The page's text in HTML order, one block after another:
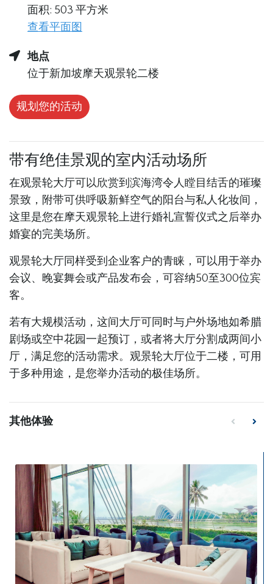
面积: 503 平方米
查看平面图
地点
位于新加坡摩天观景轮二楼
规划您的活动
带有绝佳景观的室内活动场所
在观景轮大厅可以欣赏到滨海湾令人瞠目结舌的璀璨
景致，附带可供呼吸新鲜空气的阳台与私人化妆间，
这里是您在摩天观景轮上进行婚礼宣誓仪式之后举办
婚宴的完美场所。
观景轮大厅同样受到企业客户的青睐，可以用于举办
会议、晚宴舞会或产品发布会，可容纳50至300位宾
客。
若有大规模活动，这间大厅可同时与户外场地如希腊
剧场或空中花园一起预订，或者将大厅分割成两间小
厅，满足您的活动需求。观景轮大厅位于二楼，可用
于多种用途，是您举办活动的极佳场所。
其他体验